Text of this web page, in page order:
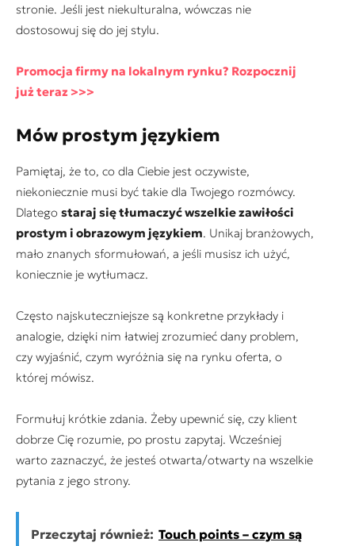
stronie. Jeśli jest niekulturalna, wówczas nie
dostosowuj się do jej stylu.
Promocja firmy na lokalnym rynku? Rozpocznij
już teraz >>>
Mów prostym językiem
Pamiętaj, że to, co dla Ciebie jest oczywiste,
niekoniecznie musi być takie dla Twojego rozmówcy.
Dlatego staraj się tłumaczyć wszelkie zawiłości
prostym i obrazowym językiem. Unikaj branżowych,
mało znanych sformułowań, a jeśli musisz ich użyć,
koniecznie je wytłumacz.
Często najskuteczniejsze są konkretne przykłady i
analogie, dzięki nim łatwiej zrozumieć dany problem,
czy wyjaśnić, czym wyróżnia się na rynku oferta, o
której mówisz.
Formułuj krótkie zdania. Żeby upewnić się, czy klient
dobrze Cię rozumie, po prostu zapytaj. Wcześniej
warto zaznaczyć, że jesteś otwarta/otwarty na wszelkie
pytania z jego strony.
Przeczytaj również: Touch points – czym są